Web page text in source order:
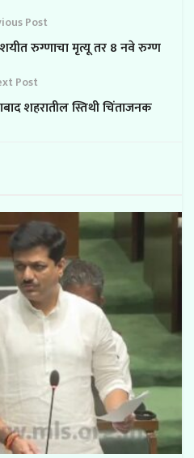
Post
रुग्णाचा मृत्यू तर 8 नवे रुग्ण
Post
शहरातील स्तिथी चिंताजनक